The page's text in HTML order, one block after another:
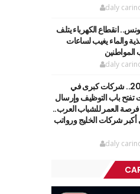
daly
انقطاع الكهرباء يتلف
والماء يغيب لساعات
daly
وظائف الخليج 2026.. شركات كبرى في
تفتح باب التوظيف وإرسال
فرصة العمر للشباب العرب..
شركات الخليج ورواتب
daly